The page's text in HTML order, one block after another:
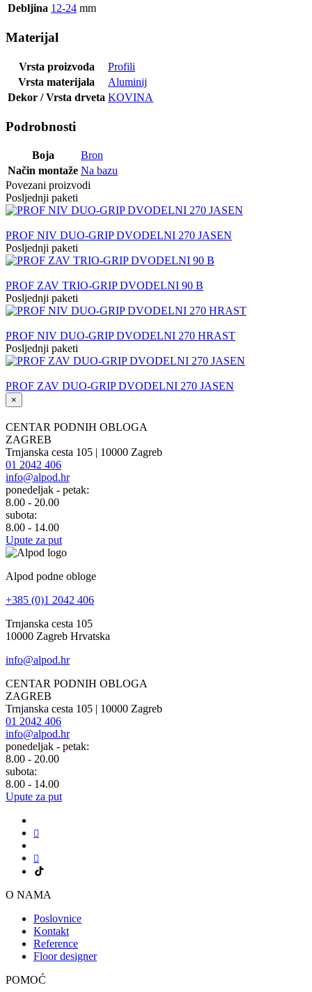
Debljina 12-24 mm
Materijal
Vrsta proizvoda
Profili
Vrsta materijala
Aluminij
Dekor / Vrsta drveta KOVINA
Podrobnosti
Boja
Bron
Način montaže Na bazu
Povezani proizvodi
Posljednji paketi
PROF NIV DUO-GRIP DVODELNI 270 JASEN
Posljednji paketi
PROF ZAV TRIO-GRIP DVODELNI 90 B
Posljednji paketi
PROF NIV DUO-GRIP DVODELNI 270 HRAST
Posljednji paketi
PROF ZAV DUO-GRIP DVODELNI 270 JASEN
×
CENTAR PODNIH OBLOGA
ZAGREB
Trnjanska cesta 105 | 10000 Zagreb
01 2042 406
info@alpod.hr
ponedeljak - petak:
8.00 - 20.00
subota:
8.00 - 14.00
Upute za put
Alpod podne obloge
+385 (0)1 2042 406
Trnjanska cesta 105
10000 Zagreb Hrvatska
info@alpod.hr
CENTAR PODNIH OBLOGA
ZAGREB
Trnjanska cesta 105 | 10000 Zagreb
01 2042 406
info@alpod.hr
ponedeljak - petak:
8.00 - 20.00
subota:
8.00 - 14.00
Upute za put
O NAMA
Poslovnice
Kontakt
Reference
Floor designer
POMOĆ